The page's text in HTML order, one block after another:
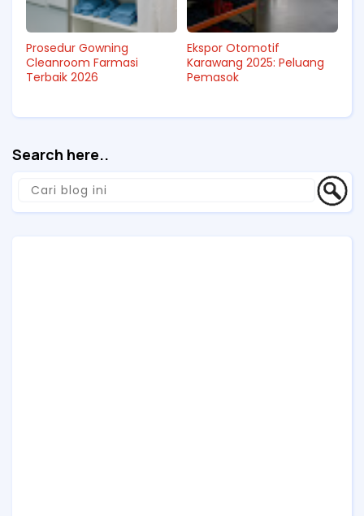
Prosedur Gowning
Cleanroom Farmasi
Terbaik 2026
Ekspor Otomotif
Karawang 2025: Peluang
Pemasok
Search here..